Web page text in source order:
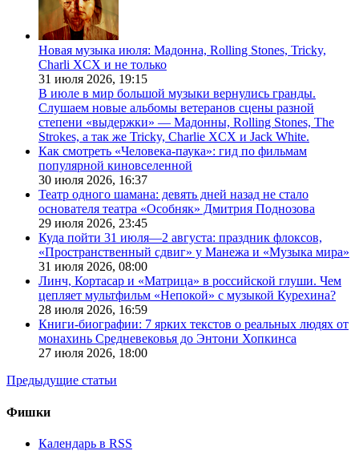
Новая музыка июля: Мадонна, Rolling Stones, Tricky,
Charli XCX и не только
31 июля 2026, 19:15
В июле в мир большой музыки вернулись гранды.
Слушаем новые альбомы ветеранов сцены разной
степени «выдержки» — Мадонны, Rolling Stones, The
Strokes, а так же Tricky, Charlie XCX и Jack White.
Как смотреть «Человека-паука»: гид по фильмам
популярной киновселенной
30 июля 2026, 16:37
Театр одного шамана: девять дней назад не стало
основателя театра «Особняк» Дмитрия Поднозова
29 июля 2026, 23:45
Куда пойти 31 июля—2 августа: праздник флоксов,
«Пространственный сдвиг» у Манежа и «Музыка мира»
31 июля 2026, 08:00
Линч, Кортасар и «Матрица» в российской глуши. Чем
цепляет мультфильм «Непокой» с музыкой Курехина?
28 июля 2026, 16:59
Книги-биографии: 7 ярких текстов о реальных людях от
монахинь Средневековья до Энтони Хопкинса
27 июля 2026, 18:00
Предыдущие статьи
Фишки
Календарь в RSS